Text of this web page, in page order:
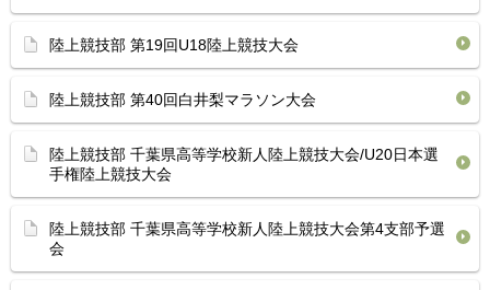
陸上競技部 第19回U18陸上競技大会
陸上競技部 第40回白井梨マラソン大会
陸上競技部 千葉県高等学校新人陸上競技大会/U20日本選
手権陸上競技大会
陸上競技部 千葉県高等学校新人陸上競技大会第4支部予選
会